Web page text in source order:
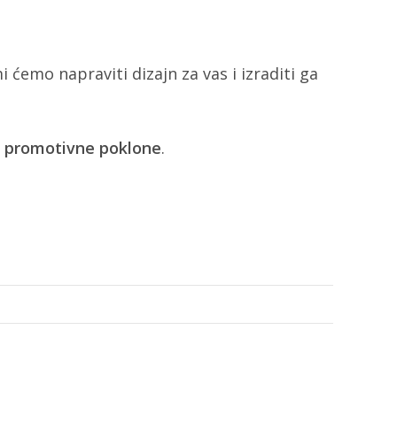
ćemo napraviti dizajn za vas i izraditi ga
poklone.